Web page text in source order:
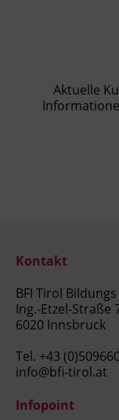
Aktuelle
Kontakt
BFI Tirol
Ing.-Etzel-Straße
6020 Innsbruck
Tel. +43
info@bfi-tirol.at
Infopoint